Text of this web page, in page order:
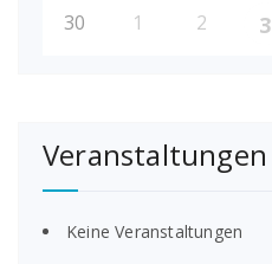
30 1 2 3
Veranstaltungen
Keine Veranstaltungen